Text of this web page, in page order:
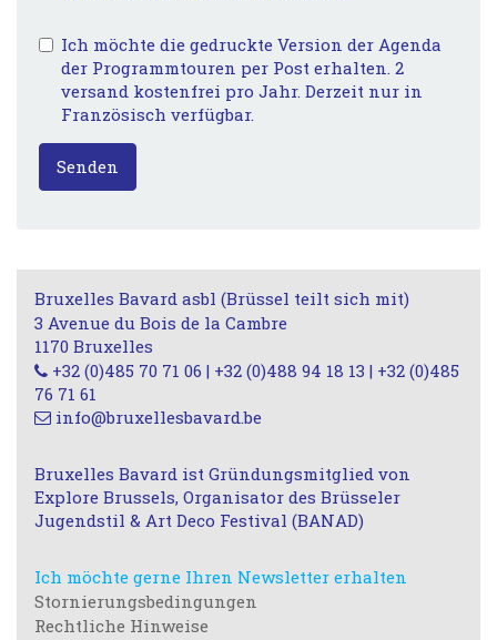
Ich möchte die gedruckte Version der Agenda
der Programmtouren per Post erhalten. 2
versand kostenfrei pro Jahr. Derzeit nur in
Französisch verfügbar.
Senden
Bruxelles Bavard asbl (Brüssel teilt sich mit)
3 Avenue du Bois de la Cambre
1170 Bruxelles
+32 (0)485 70 71 06 | +32 (0)488 94 18 13 | +32 (0)485
76 71 61
info@bruxellesbavard.be
Bruxelles Bavard ist Gründungsmitglied von
Explore Brussels, Organisator des Brüsseler
Jugendstil & Art Deco Festival (BANAD)
Ich möchte gerne Ihren Newsletter erhalten
Stornierungsbedingungen
Rechtliche Hinweise